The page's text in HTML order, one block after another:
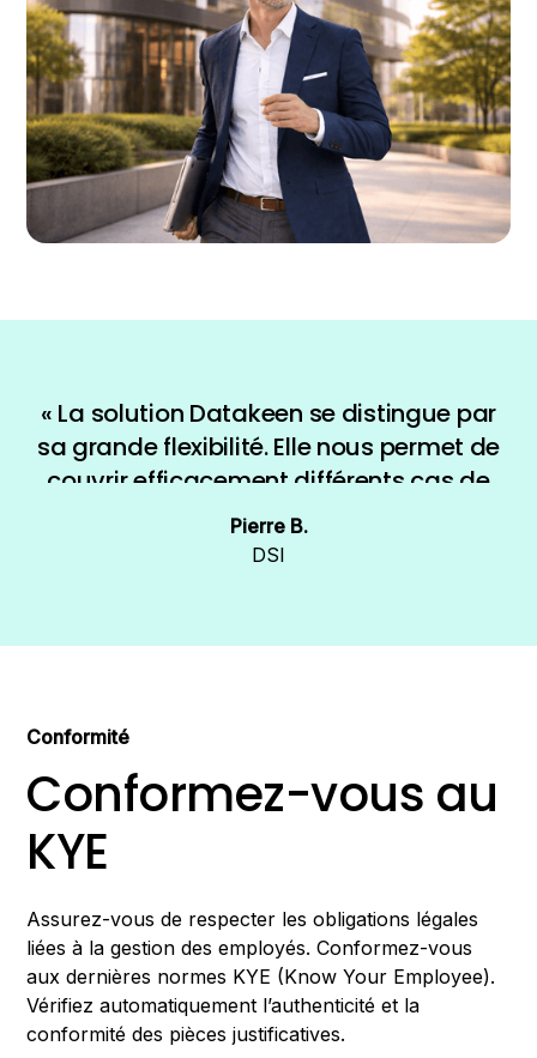
« La solution Datakeen se distingue par
sa grande flexibilité. Elle nous permet de
couvrir efficacement différents cas de
figure et de nous adapter à nos
contraintes métiers. L’interface est
Pierre B.
DSI
Conformité
Conformez-vous au
KYE
Assurez-vous de respecter les obligations légales
liées à la gestion des employés. Conformez-vous
aux dernières normes KYE (Know Your Employee).
Vérifiez automatiquement l’authenticité et la
conformité des pièces justificatives.